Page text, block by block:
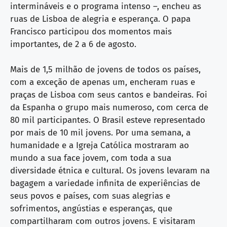
intermináveis e o programa intenso –, encheu as
ruas de Lisboa de alegria e esperança. O papa
Francisco participou dos momentos mais
importantes, de 2 a 6 de agosto.
Mais de 1,5 milhão de jovens de todos os países,
com a exceção de apenas um, encheram ruas e
praças de Lisboa com seus cantos e bandeiras. Foi
da Espanha o grupo mais numeroso, com cerca de
80 mil participantes. O Brasil esteve representado
por mais de 10 mil jovens. Por uma semana, a
humanidade e a Igreja Católica mostraram ao
mundo a sua face jovem, com toda a sua
diversidade étnica e cultural. Os jovens levaram na
bagagem a variedade infinita de experiências de
seus povos e países, com suas alegrias e
sofrimentos, angústias e esperanças, que
compartilharam com outros jovens. E visitaram